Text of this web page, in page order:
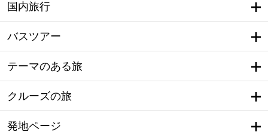
国内旅行
バスツアー
テーマのある旅
クルーズの旅
発地ページ